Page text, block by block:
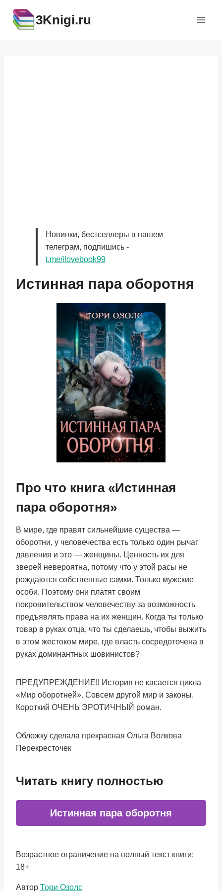
содержимому
3Knigi.ru
Новинки, бестселлеры в нашем
телеграм, подпишись -
t.me/ilovebook99
Истинная пара оборотня
Про что книга «Истинная
пара оборотня»
В мире, где правят сильнейшие существа —
оборотни, у человечества есть только один рычаг
давления и это — женщины. Ценность их для
зверей невероятна, потому что у этой расы не
рождаются собственные самки. Только мужские
особи. Поэтому они платят своим
покровительством человечеству за возможность
предъявлять права на их женщин. Когда ты только
товар в руках отца, что ты сделаешь, чтобы выжить
в этом жестоком мире, где власть сосредоточена в
руках доминантных шовинистов?
ПРЕДУПРЕЖДЕНИЕ!! История не касается цикла
«Мир оборотней». Совсем другой мир и законы.
Короткий ОЧЕНЬ ЭРОТИЧНЫЙ роман.
Обложку сделала прекрасная Ольга Волкова
Перекресточек
Читать книгу полностью
Истинная пара оборотня
Возрастное ограничение на полный текст книги:
18+
Метки
Автор Тори Озолс